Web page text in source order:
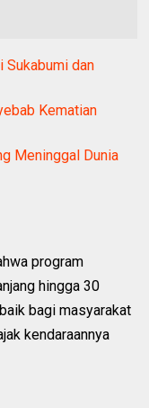
Sukabumi dan
Kematian
Meninggal Dunia
program
hingga 30
bagi masyarakat
kendaraannya